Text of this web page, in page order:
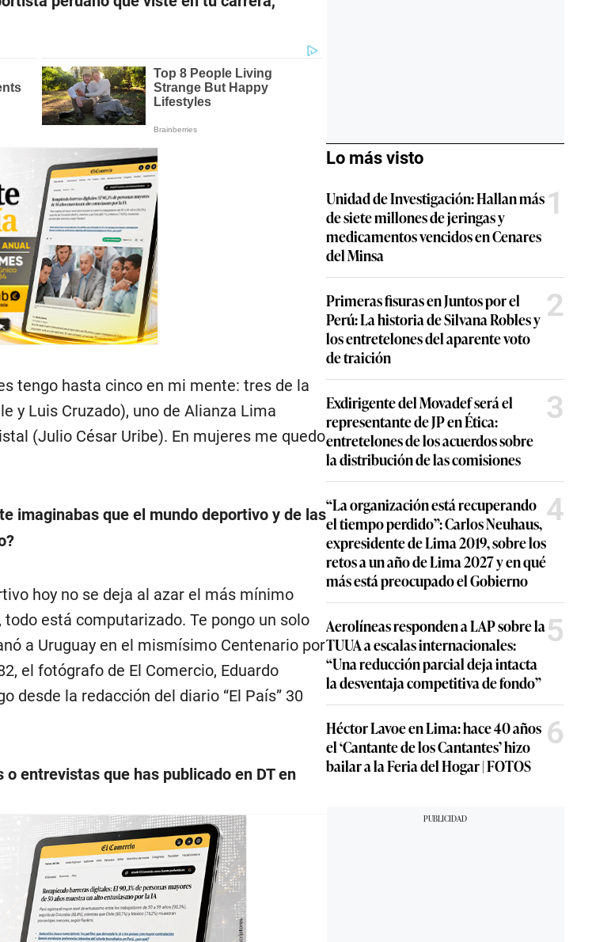
tengo hasta cinco en mi mente: tres de la
y Luis Cruzado), uno de Alianza Lima
(Julio César Uribe). En mujeres me quedo
imaginabas que el mundo deportivo y de las
hoy no se deja al azar el más mínimo
está computarizado. Te pongo un solo
a Uruguay en el mismísimo Centenario por
el fotógrafo de El Comercio, Eduardo
desde la redacción del diario “El País” 30
entrevistas que has publicado en DT en
Lo más visto
Unidad de Investigación: Hallan más
de siete millones de jeringas y
medicamentos vencidos en Cenares
del Minsa
1
Primeras fisuras en Juntos por el
Perú: La historia de Silvana Robles y
los entretelones del aparente voto
de traición
2
Exdirigente del Movadef será el
representante de JP en Ética:
entretelones de los acuerdos sobre
la distribución de las comisiones
3
“La organización está recuperando
el tiempo perdido”: Carlos Neuhaus,
expresidente de Lima 2019, sobre los
retos a un año de Lima 2027 y en qué
más está preocupado el Gobierno
4
Aerolíneas responden a LAP sobre la
TUUA a escalas internacionales:
“Una reducción parcial deja intacta
la desventaja competitiva de fondo”
5
Héctor Lavoe en Lima: hace 40 años
el ‘Cantante de los Cantantes’ hizo
bailar a la Feria del Hogar | FOTOS
6